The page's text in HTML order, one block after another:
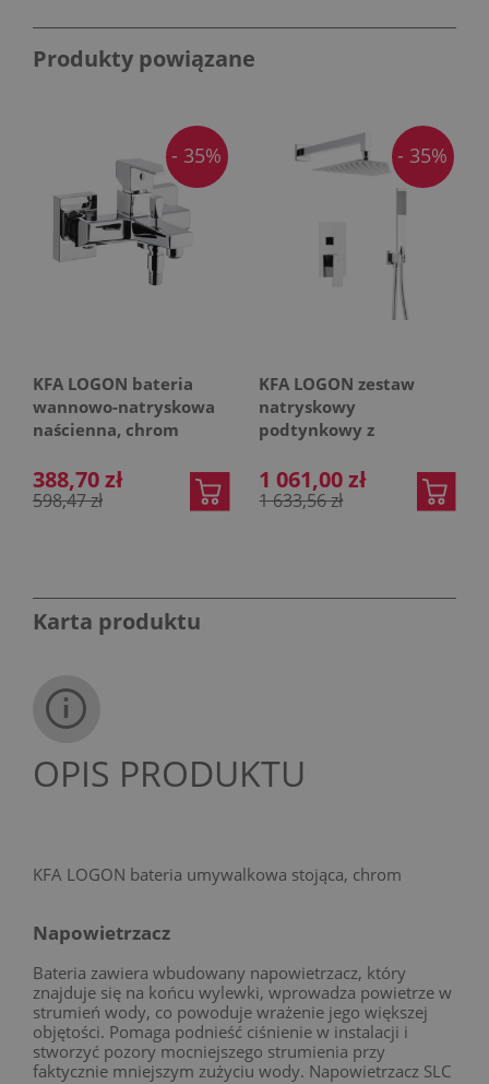
Produkty powiązane
KFA LOGON bateria
wannowo-natryskowa
naścienna, chrom
388,70 zł
598,47 zł
- 35%
KFA LOGON zestaw
natryskowy
podtynkowy z
1 061,00 zł
1 633,56 zł
- 35%
Karta produktu
OPIS PRODUKTU
KFA LOGON bateria umywalkowa stojąca, chrom
Napowietrzacz
Bateria zawiera wbudowany napowietrzacz, który
znajduje się na końcu wylewki, wprowadza powietrze w
strumień wody, co powoduje wrażenie jego większej
objętości. Pomaga podnieść ciśnienie w instalacji i
stworzyć pozory mocniejszego strumienia przy
faktycznie mniejszym zużyciu wody. Napowietrzacz SLC